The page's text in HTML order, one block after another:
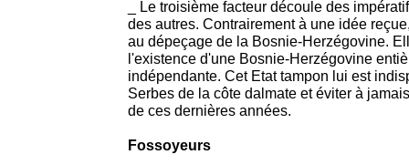
_ Le troisième facteur découle des
des autres. Contrairement à une idée
au dépeçage de la Bosnie-Herzégovine.
l'existence d'une Bosnie-Herzégovine
indépendante. Cet Etat tampon lui est
Serbes de la côte dalmate et éviter à
de ces dernières années.
Fossoyeurs